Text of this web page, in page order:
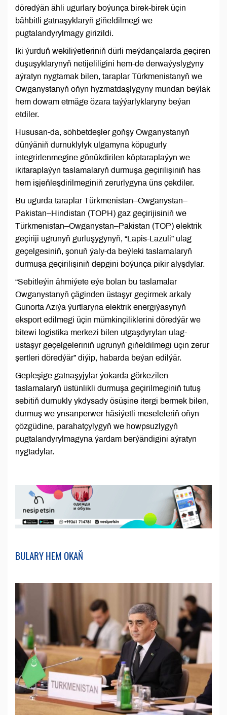
döredýän ähli ugurlary boýunça birek-birek üçin
bähbitli gatnaşyklaryň giňeldilmegi we
pugtalandyrylmagy girizildi.
Iki ýurduň wekiliýetleriniň dürli meýdançalarda geçiren
duşuşyklarynyň netijeliligini hem-de derwaýyslygyny
aýratyn nygtamak bilen, taraplar Türkmenistanyň we
Owganystanyň oňyn hyzmatdaşlygyny mundan beýläk
hem dowam etmäge özara taýýarlyklaryny beýan
etdiler.
Hususan-da, söhbetdeşler goňşy Owganystanyň
dünýäniň durnuklylyk ulgamyna köpugurly
integrirlenmegine gönükdirilen köptaraplaýyn we
ikitaraplaýyn taslamalaryň durmuşa geçirilişiniň has
hem işjeňleşdirilmeginiň zerurlygyna üns çekdiler.
Bu ugurda taraplar Türkmenistan–Owganystan–
Pakistan–Hindistan (TOPH) gaz geçirijisiniň we
Türkmenistan–Owganystan–Pakistan (TOP) elektrik
geçiriji ugrunyň gurluşygynyň, “Lapis-Lazuli” ulag
geçelgesiniň, şonuň ýaly-da beýleki taslamalaryň
durmuşa geçirilişiniň depgini boýunça pikir alyşdylar.
“Sebitleýin ähmiýete eýe bolan bu taslamalar
Owganystanyň çäginden üstaşyr geçirmek arkaly
Günorta Aziýa ýurtlaryna elektrik energiýasynyň
eksport edilmegi üçin mümkinçiliklerini döredýär we
bitewi logistika merkezi bilen utgaşdyrylan ulag-
üstaşyr geçelgeleriniň ugrunyň giňeldilmegi üçin zerur
şertleri döredýär” diýip, habarda beýan edilýär.
Gepleşige gatnaşyjylar ýokarda görkezilen
taslamalaryň üstünlikli durmuşa geçirilmeginiň tutuş
sebitiň durnukly ykdysady ösüşine itergi bermek bilen,
durmuş we ynsanperwer häsiýetli meseleleriň oňyn
çözgüdine, parahatçylygyň we howpsuzlygyň
pugtalandyrylmagyna ýardam berýändigini aýratyn
nygtadylar.
BULARY HEM OKAŇ